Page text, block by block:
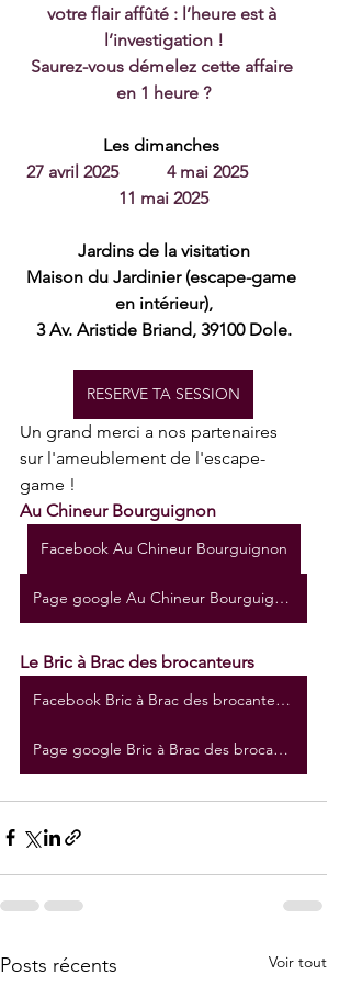
votre flair affûté : l’heure est à
l’investigation !
Saurez-vous démelez cette affaire
en 1 heure ?
Les dimanches
27 avril 2025           4 mai 2025
11 mai 2025
Jardins de la visitation
Maison du Jardinier (escape-game
en intérieur),
3 Av. Aristide Briand, 39100 Dole.
RESERVE TA SESSION
Un grand merci a nos partenaires
sur l'ameublement de l'escape-
game !
Au Chineur Bourguignon
Facebook Au Chineur Bourguignon
Page google Au Chineur Bourguignon
Le Bric à Brac des brocanteurs
Facebook Bric à Brac des brocanteurs
Page google Bric à Brac des brocanteurs
Posts récents Voir tout